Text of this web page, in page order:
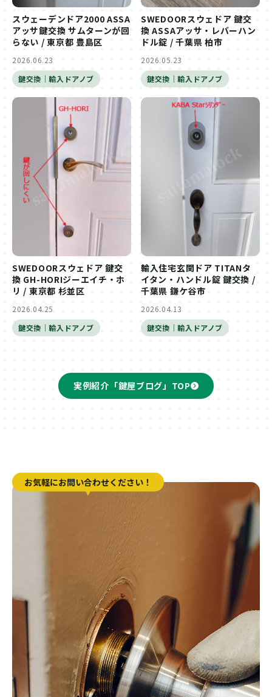
スウェーデンドア2000 ASSA
アッサ鍵交換 サムターンが回
らない / 東京都 豊島区
2026.06.23
鍵交換｜輸入ドアノブ
SWEDOORスウェドア 鍵交
換 ASSAアッサ・レバーハン
ドル錠 / 千葉県 柏市
2026.05.23
鍵交換｜輸入ドアノブ
SWEDOORスウェドア 鍵交
換 GH-HORIジーエイチ・ホ
リ / 東京都 杉並区
2026.04.25
鍵交換｜輸入ドアノブ
輸入住宅玄関ドア TITANタ
イタン・ハンドル錠 鍵交換 /
千葉県 鎌ケ谷市
2026.04.13
鍵交換｜輸入ドアノブ
実例紹介「鍵屋ブログ」TOP
お気軽にお問い合わせください！